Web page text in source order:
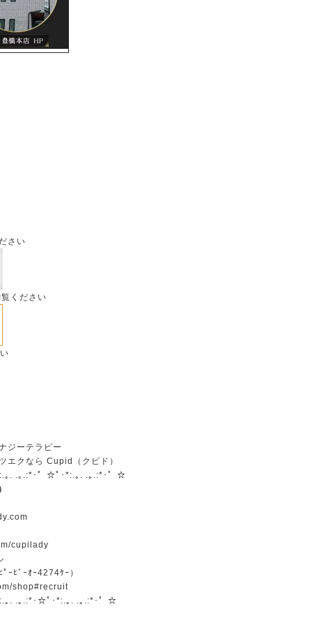
さい
ください
ジーテラピー
エクなら Cupid（クピド）
. .｡.:*･゜☆ﾟ･*:.｡. .｡.:*･゜☆
cupilady
ﾋﾞｰｵｰ4274ｹｰ）
shop#recruit
｡. .｡.:*･☆ﾟ･*:.｡. .｡.:*･゜☆